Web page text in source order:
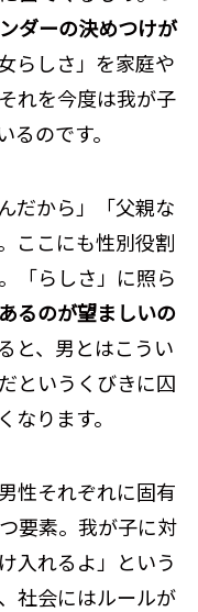
ダーの決めつけが
らしさ」を家庭や
れを今度は我が子
のです。
だから」「父親な
ここにも性別役割
「らしさ」に照ら
るのが望ましいの
と、男とはこうい
というくびきに囚
ります。
性それぞれに固有
要素。我が子に対
入れるよ」という
社会にはルールが